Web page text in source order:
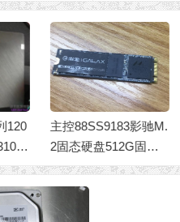
主控88SS9183影驰M.
2固态硬盘512G固态
硬盘数据恢复成功